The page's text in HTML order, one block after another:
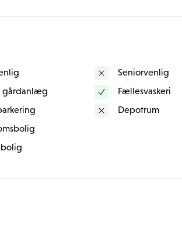
lige udenfor døren og kun 800
stå, på den store parkeringsplads foran
gårdanlæg
Seniorvenlig
Fællesvaskeri
Depotrum